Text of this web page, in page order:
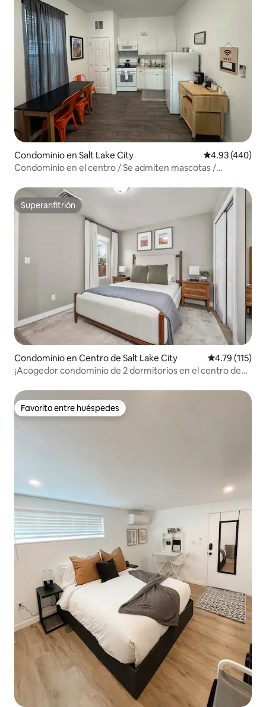
Condominio en Salt Lake City Calificación
4.93 (440)
Condominio en el centro / Se admiten mascotas /
Superanfitrión
Superanfitrión
Condominio en Centro de Salt Lake City Calificación
4.79 (115)
¡Acogedor condominio de 2 dormitorios en el centro de
Favorito entre huéspedes
Favorito entre huéspedes